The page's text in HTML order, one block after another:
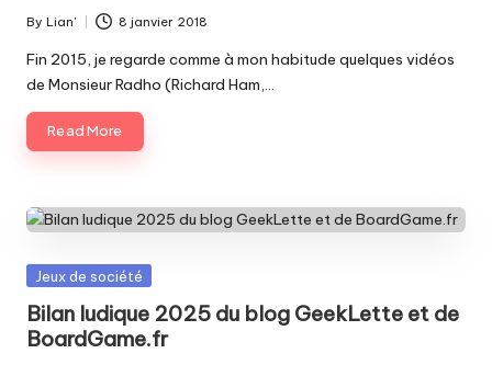
Posted
by
By Lian' 8 janvier 2018
Fin 2015, je regarde comme à mon habitude quelques vidéos
de Monsieur Radho (Richard Ham,…
Read More
Posted
Jeux de société
Bilan ludique 2025 du blog GeekLette et de
BoardGame.fr